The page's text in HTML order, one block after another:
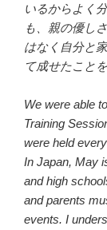
いるからよく
も、親の優し
はなく自分と
て成せたこと
We were able
Training
were held
In Japan, May
and high
and parents
events. I